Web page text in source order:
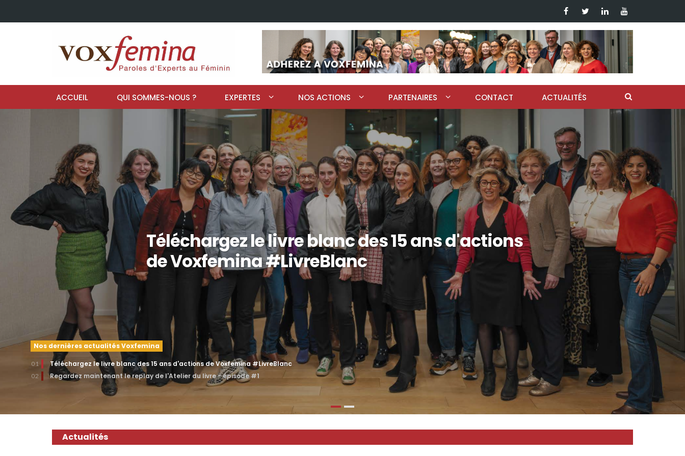
ACCUEIL QUI SOMMES-NOUS ? EXPERTES NOS ACTIONS PARTENAIRES CONTACT ACTUALITÉS
Téléchargez le livre blanc des 15 ans d'actions
de Voxfemina #LivreBlanc
Nos dernières actualités Voxfemina
01 Téléchargez le livre blanc des 15 ans d'actions de Voxfemina #LivreBlanc
02 Regardez maintenant le replay de l'Atelier du livre - épisode #1
Actualités